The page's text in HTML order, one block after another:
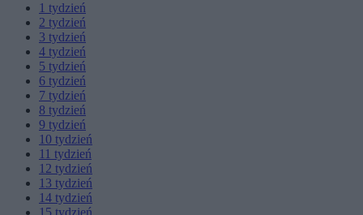
1 tydzień
2 tydzień
3 tydzień
4 tydzień
5 tydzień
6 tydzień
7 tydzień
8 tydzień
9 tydzień
10 tydzień
11 tydzień
12 tydzień
13 tydzień
14 tydzień
15 tydzień